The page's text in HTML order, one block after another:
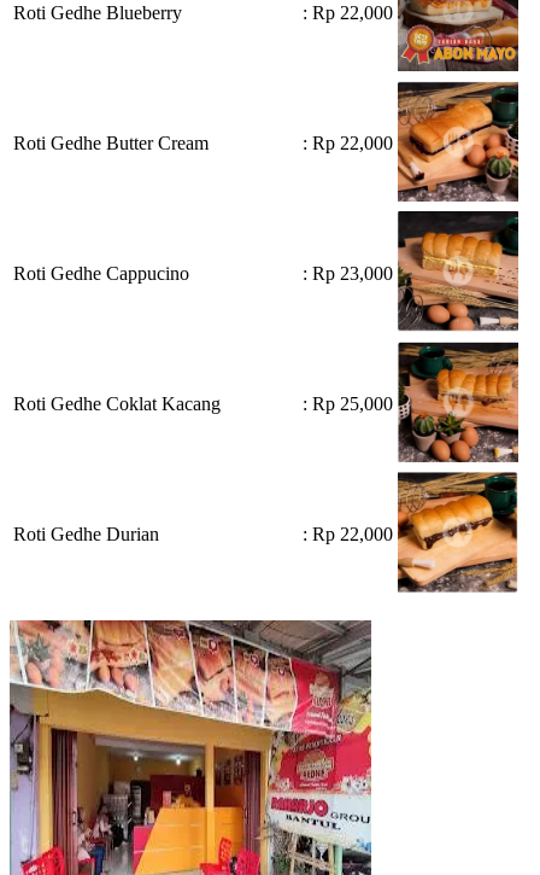
Roti Gedhe Blueberry : Rp 22,000
Roti Gedhe Butter Cream : Rp 22,000
Roti Gedhe Cappucino : Rp 23,000
Roti Gedhe Coklat Kacang : Rp 25,000
Roti Gedhe Durian : Rp 22,000